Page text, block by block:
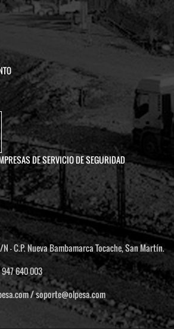
DE SERVICIO DE SEGURIDAD
- C.P. Nueva Bambamarca Tocache, San Martín.
640 003
/soporte@olpesa.com
- Olpesa.
Productos Sostenibilidad Contacto